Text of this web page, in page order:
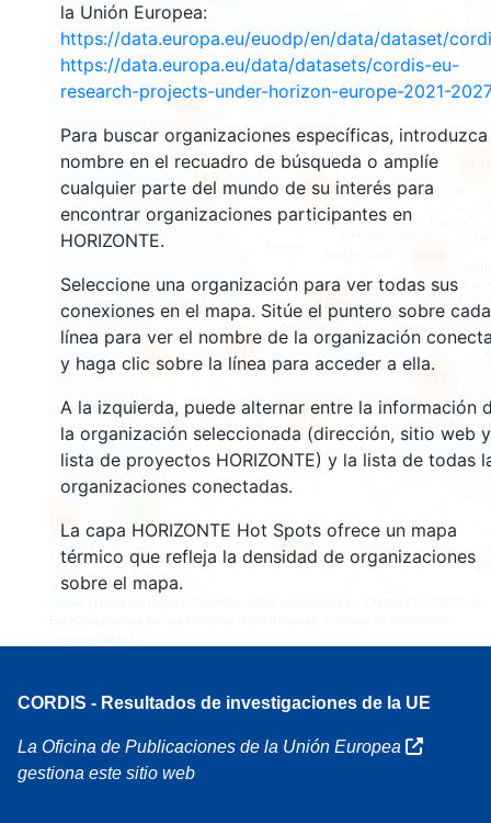
la Unión Europea:
https://data.europa.eu/euodp/en/data/dataset/
https://data.europa.eu/data/datasets/cordis-eu-
research-projects-under-horizon-europe-2021-2027
Para buscar organizaciones específicas, introduzca
nombre en el recuadro de búsqueda o amplíe
cualquier parte del mundo de su interés para
encontrar organizaciones participantes en
HORIZONTE.
Seleccione una organización para ver todas sus
conexiones en el mapa. Sitúe el puntero sobre cada
línea para ver el nombre de la organización
y haga clic sobre la línea para acceder a ella.
A la izquierda, puede alternar entre la información
la organización seleccionada (dirección, sitio web y
lista de proyectos HORIZONTE) y la lista de todas
organizaciones conectadas.
La capa HORIZONTE Hot Spots ofrece un mapa
térmico que refleja la densidad de organizaciones
sobre el mapa.
160
7
14
1813
5814
477
3545
1563
18698
CORDIS - Resultados de investigaciones de la UE
La Oficina de Publicaciones de la Unión Europea
gestiona este sitio web